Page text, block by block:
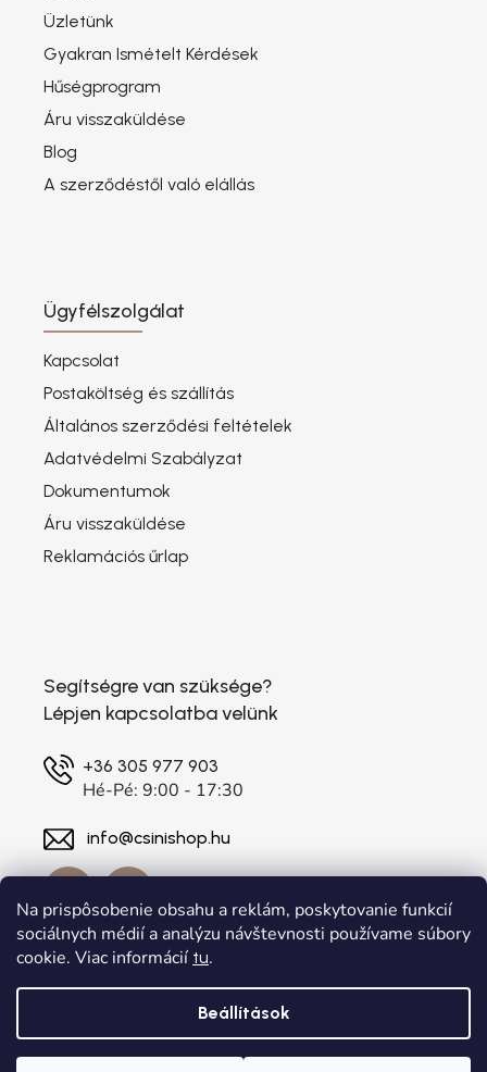
Na prispôsobenie obsahu a reklám, poskytovanie funkcií
sociálnych médií a analýzu návštevnosti používame súbory
cookie. Viac informácií tu.
Beállítások
Üzletünk
Gyakran Ismételt Kérdések
Hűségprogram
Áru visszaküldése
Blog
A szerződéstől való elállás
Ügyfélszolgálat
Kapcsolat
Postaköltség és szállítás
Általános szerződési feltételek
Adatvédelmi Szabályzat
Dokumentumok
Áru visszaküldése
Reklamációs űrlap
Segítségre van szüksége?
Lépjen kapcsolatba velünk
+36 305 977 903
Hé-Pé: 9:00 - 17:30
info@csinishop.hu
Shoptet készítette a Adatelier